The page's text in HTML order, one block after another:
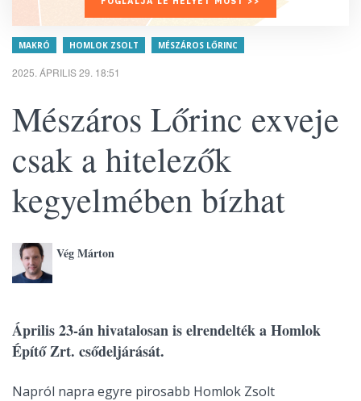
MAKRÓ HOMLOK ZSOLT MÉSZÁROS LŐRINC
2025. ÁPRILIS 29. 18:51
Mészáros Lőrinc exveje
csak a hitelezők
kegyelmében bízhat
Vég Márton
Április 23-án hivatalosan is elrendelték a Homlok
Építő Zrt. csődeljárását.
Napról napra egyre pirosabb Homlok Zsolt